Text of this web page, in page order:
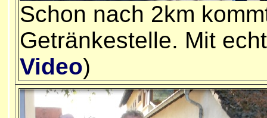
Schon nach 2km
Getränkestelle. Mit
Video)